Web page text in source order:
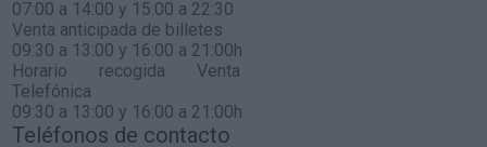
07:00 a 14:00 y 15:00 a 22:30
Venta anticipada de billetes
09:30 a 13:00 y 16:00 a 21:00h
Horario recogida Venta
Telefónica
09:30 a 13:00 y 16:00 a 21:00h
Teléfonos de contacto